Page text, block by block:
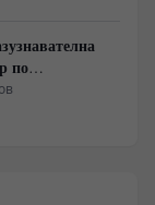
по
дипломация